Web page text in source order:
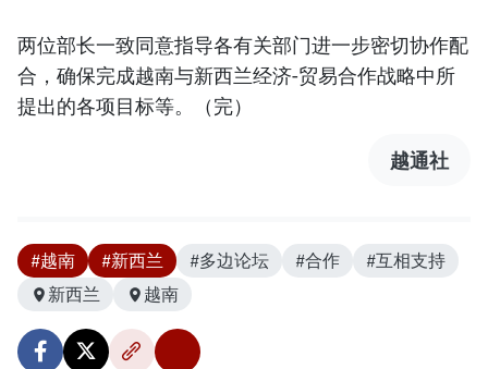
两位部长一致同意指导各有关部门进一步密切协作配
合，确保完成越南与新西兰经济-贸易合作战略中所
提出的各项目标等。（完）
越通社
#越南 #新西兰 #多边论坛 #合作
#互相支持
新西兰
越南